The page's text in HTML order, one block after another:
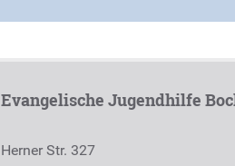
Evangelische Jugendhilfe
Herner Str. 327